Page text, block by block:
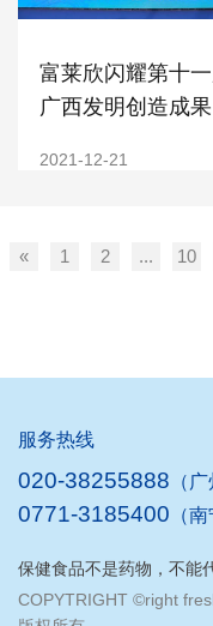
富莱欣闪耀第十
广西发明创造成
2021-12-21
« 1 2 ... 10
服务热线
020-38255888 （广
0771-3185400 （南
保健食品不是药物，不能
COPYTRIGHT ©right